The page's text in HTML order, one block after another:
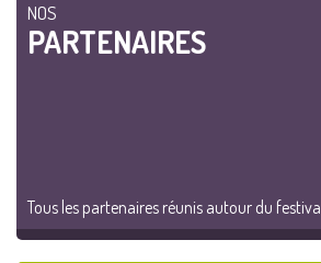
NOS
PARTENAIRES
Tous les partenaires réunis autour du festival